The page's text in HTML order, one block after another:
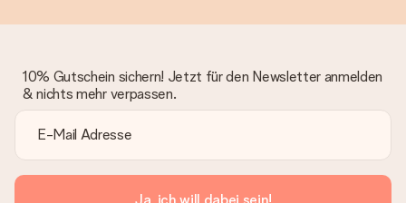
10% Gutschein sichern! Jetzt für den Newsletter anmelden
& nichts mehr verpassen.